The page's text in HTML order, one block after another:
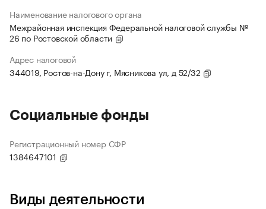
Наименование налогового органа
Межрайонная инспекция Федеральной налоговой службы №
26 по Ростовской области
Адрес налоговой
344019, Ростов-на-Дону г, Мясникова ул, д 52/32
Социальные фонды
Регистрационный номер СФР
1384647101
Виды деятельности